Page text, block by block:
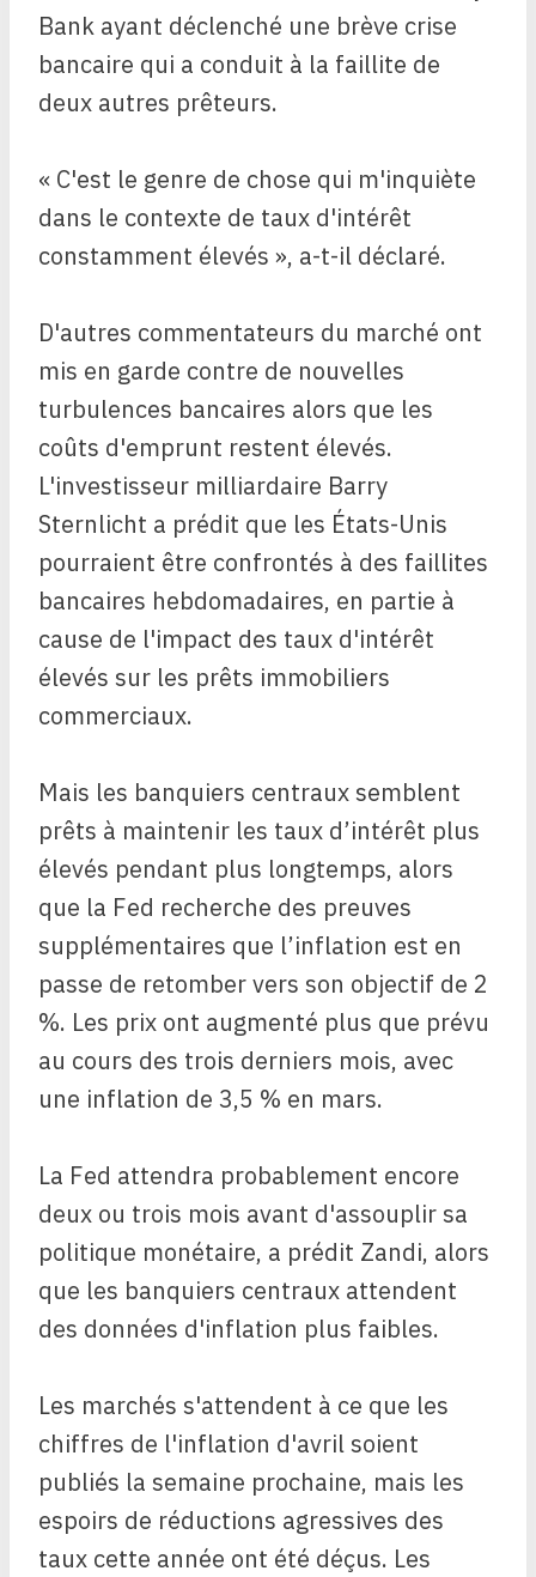
Bank ayant déclenché une brève crise
bancaire qui a conduit à la faillite de
deux autres prêteurs.
« C'est le genre de chose qui m'inquiète
dans le contexte de taux d'intérêt
constamment élevés », a-t-il déclaré.
D'autres commentateurs du marché ont
mis en garde contre de nouvelles
turbulences bancaires alors que les
coûts d'emprunt restent élevés.
L'investisseur milliardaire Barry
Sternlicht a prédit que les États-Unis
pourraient être confrontés à des faillites
bancaires hebdomadaires, en partie à
cause de l'impact des taux d'intérêt
élevés sur les prêts immobiliers
commerciaux.
Mais les banquiers centraux semblent
prêts à maintenir les taux d’intérêt plus
élevés pendant plus longtemps, alors
que la Fed recherche des preuves
supplémentaires que l’inflation est en
passe de retomber vers son objectif de 2
%. Les prix ont augmenté plus que prévu
au cours des trois derniers mois, avec
une inflation de 3,5 % en mars.
La Fed attendra probablement encore
deux ou trois mois avant d'assouplir sa
politique monétaire, a prédit Zandi, alors
que les banquiers centraux attendent
des données d'inflation plus faibles.
Les marchés s'attendent à ce que les
chiffres de l'inflation d'avril soient
publiés la semaine prochaine, mais les
espoirs de réductions agressives des
taux cette année ont été déçus. Les